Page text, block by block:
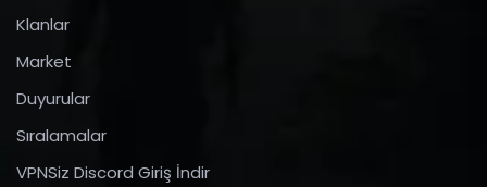
Klanlar
Market
Duyurular
Sıralamalar
VPNSiz Discord Giriş İndir